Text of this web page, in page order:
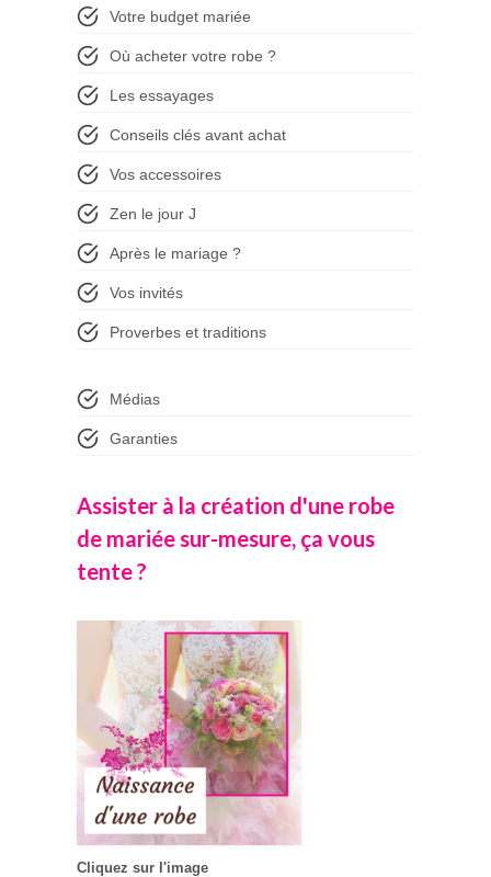
Votre budget mariée
Où acheter votre robe ?
Les essayages
Conseils clés avant achat
Vos accessoires
Zen le jour J
Après le mariage ?
Vos invités
Proverbes et traditions
Médias
Garanties
Assister à la création d'une robe
de mariée sur-mesure, ça vous
tente ?
Cliquez sur l'image